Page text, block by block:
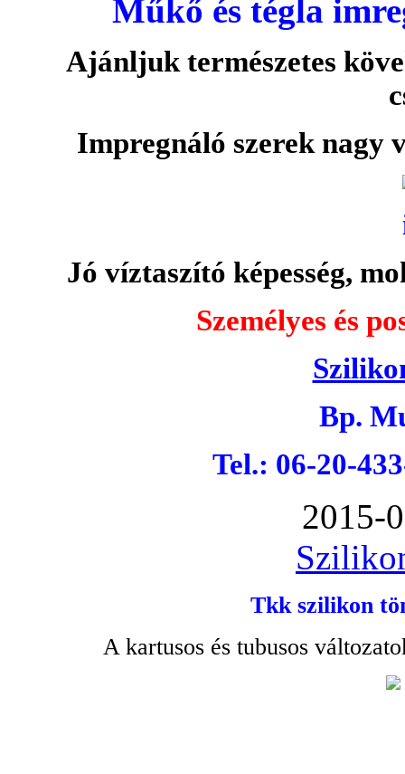
Műkő és tégla
Ajánljuk természetes
Impregnáló szerek
Jó víztaszító képesség,
Személyes és
Bp.
Tel.: 06-20-
2015-
Tkk szilikon
A kartusos és tubusos